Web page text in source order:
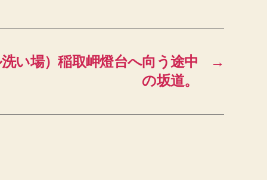
→
い場）稲取岬燈台へ向う途中
の坂道。